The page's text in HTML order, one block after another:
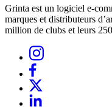
Grinta est un logiciel e-
marques et distributeurs
million de clubs et leurs